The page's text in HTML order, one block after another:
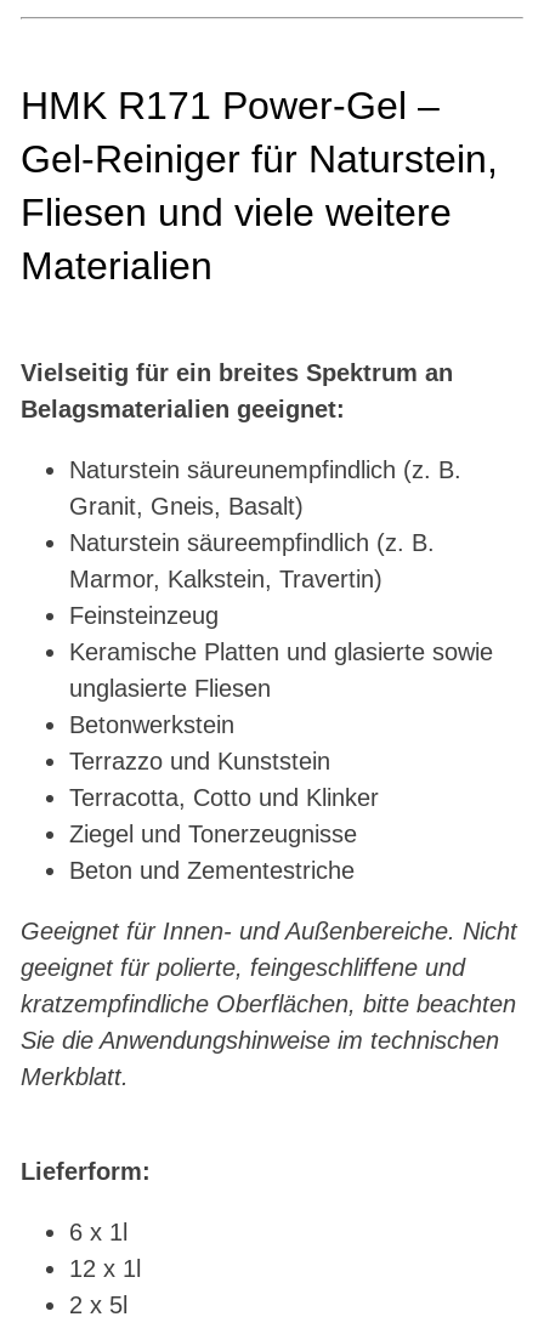
HMK R171 Power-Gel –
Gel-Reiniger für Naturstein,
Fliesen und viele weitere
Materialien
Vielseitig für ein breites Spektrum an
Belagsmaterialien geeignet:
Naturstein säureunempfindlich (z. B.
Granit, Gneis, Basalt)
Naturstein säureempfindlich (z. B.
Marmor, Kalkstein, Travertin)
Feinsteinzeug
Keramische Platten und glasierte sowie
unglasierte Fliesen
Betonwerkstein
Terrazzo und Kunststein
Terracotta, Cotto und Klinker
Ziegel und Tonerzeugnisse
Beton und Zementestriche
Geeignet für Innen- und Außenbereiche. Nicht
geeignet für polierte, feingeschliffene und
kratzempfindliche Oberflächen, bitte beachten
Sie die Anwendungshinweise im technischen
Merkblatt.
Lieferform:
6 x 1l
12 x 1l
2 x 5l